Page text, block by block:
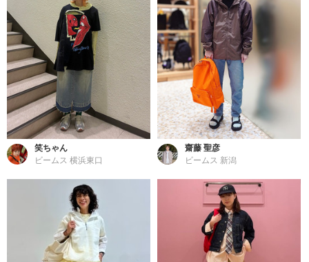
笑ちゃん
ビームス 横浜東口
齋藤 聖彦
ビームス 新潟